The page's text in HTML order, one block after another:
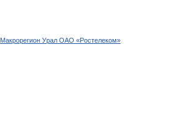
Макрорегион Урал ОАО «Ростелеком»